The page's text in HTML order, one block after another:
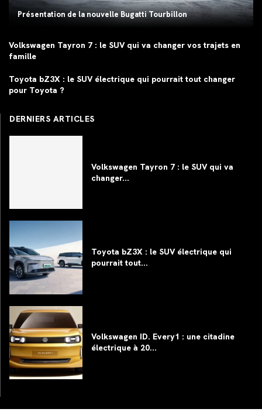
Présentation de la nouvelle Bugatti Tourbillon
Volkswagen Tayron 7 : le SUV qui va changer vos trajets en
famille
Toyota bZ3X : le SUV électrique qui pourrait tout changer
pour Toyota ?
DERNIERS ARTICLES
Volkswagen Tayron 7 : le SUV qui va
changer...
Toyota bZ3X : le SUV électrique qui
pourrait tout...
Volkswagen ID. Every1 : une citadine
électrique à 20...